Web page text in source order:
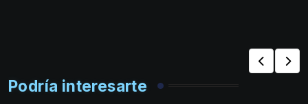
Podría interesarte